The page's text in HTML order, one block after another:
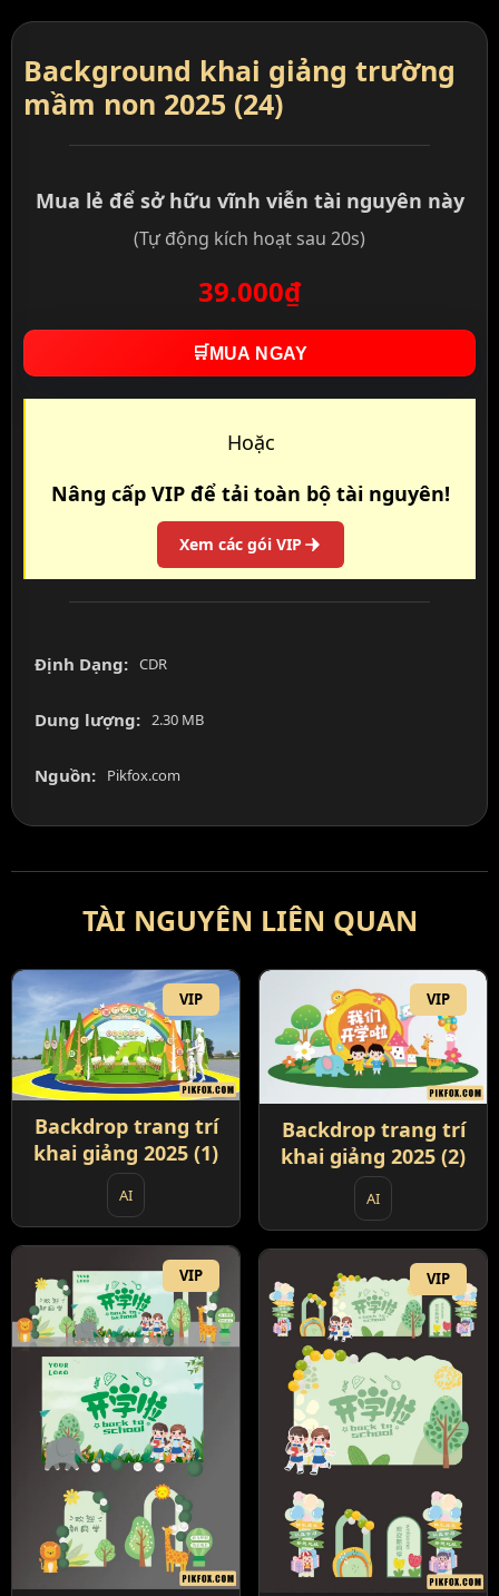
Background khai giảng trường
mầm non 2025 (24)
Mua lẻ để sở hữu vĩnh viễn tài nguyên này
(Tự động kích hoạt sau 20s)
39.000₫
🛒 MUA NGAY
Hoặc
Nâng cấp VIP để tải toàn bộ tài nguyên!
Xem các gói VIP
Định Dạng: CDR
Dung lượng: 2.30 MB
Nguồn: Pikfox.com
TÀI NGUYÊN LIÊN QUAN
VIP
Backdrop trang trí
khai giảng 2025 (1)
AI
VIP
Backdrop trang trí
khai giảng 2025 (2)
AI
VIP VIP